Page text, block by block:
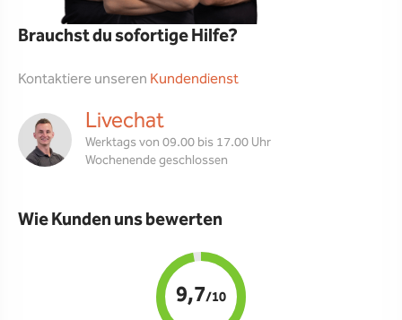
Brauchst du sofortige Hilfe?
Kontaktiere unseren Kundendienst
Livechat
Werktags von 09.00 bis 17.00 Uhr
Wochenende geschlossen
Wie Kunden uns bewerten
9,7/10